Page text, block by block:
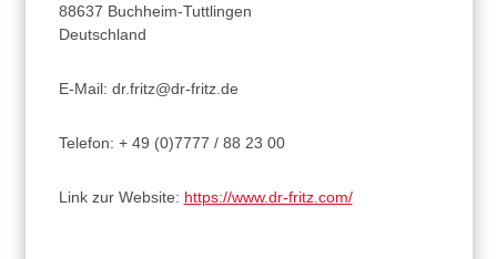
88637 Buchheim-Tuttlingen
Deutschland
E-Mail: dr.fritz@dr-fritz.de
Telefon: + 49 (0)7777 / 88 23 00
Link zur Website: https://www.dr-fritz.com/